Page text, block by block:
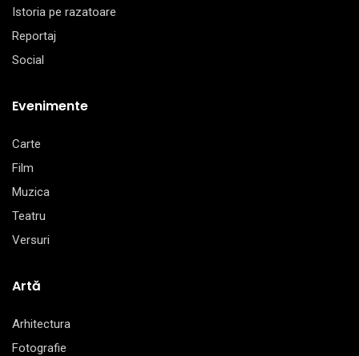
Istoria pe razatoare
Reportaj
Social
Evenimente
Carte
Film
Muzica
Teatru
Versuri
Artă
Arhitectura
Fotografie